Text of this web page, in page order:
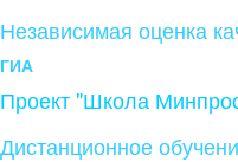
Независимая оценка
ГИА
Проект "Школа
Дистанционное